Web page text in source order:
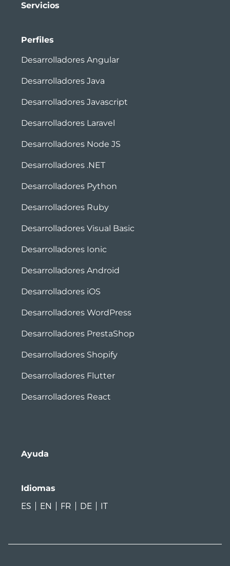
Servicios
Perfiles
Desarrolladores Angular
Desarrolladores Java
Desarrolladores Javascript
Desarrolladores Laravel
Desarrolladores Node JS
Desarrolladores .NET
Desarrolladores Python
Desarrolladores Ruby
Desarrolladores Visual Basic
Desarrolladores Ionic
Desarrolladores Android
Desarrolladores iOS
Desarrolladores WordPress
Desarrolladores PrestaShop
Desarrolladores Shopify
Desarrolladores Flutter
Desarrolladores React
Ayuda
Idiomas
ES
EN FR DE IT